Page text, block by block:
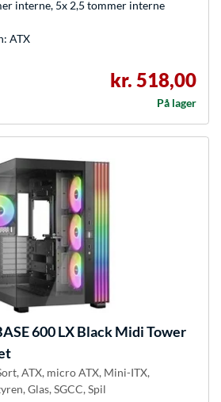
interne, 5x 2,5 tommer interne
ATX
kr. 518,00
På lager
600 LX Black Midi Tower
ATX, micro ATX, Mini-ITX,
Glas, SGCC, Spil